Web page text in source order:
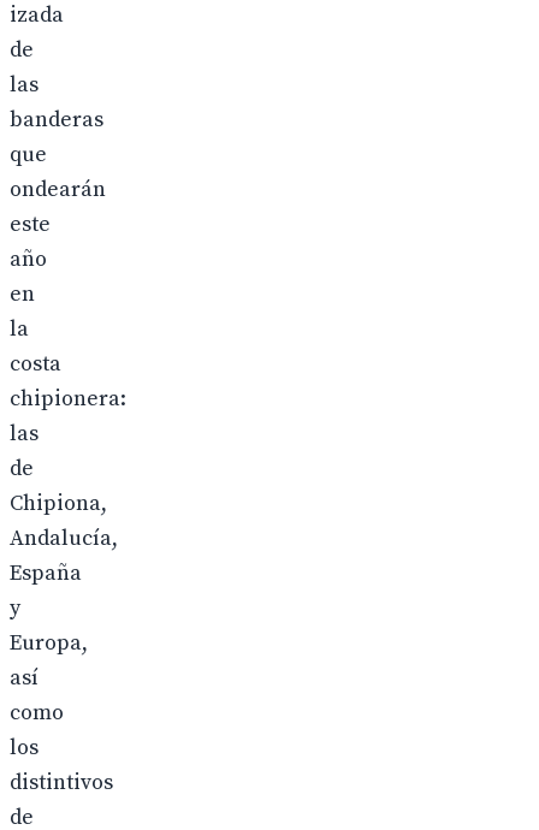
izada
de
las
banderas
que
ondearán
este
año
en
la
costa
chipionera:
las
de
Chipiona,
Andalucía,
España
y
Europa,
así
como
los
distintivos
de